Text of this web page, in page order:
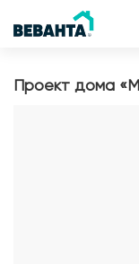
Проект дома